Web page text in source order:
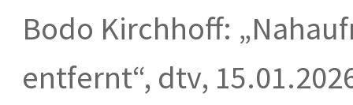
Bodo Kirchhoff:
entfernt“, dtv,